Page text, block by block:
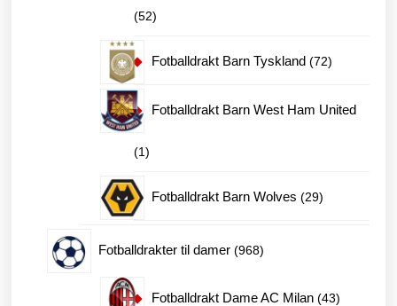
5252
produkter
Fotballdrakt Barn Tyskland 7272
Fotballdrakt Barn West Ham United
11
produkt
Fotballdrakt Barn Wolves 2929
Fotballdrakter til damer 968968
Fotballdrakt Dame AC Milan 4343